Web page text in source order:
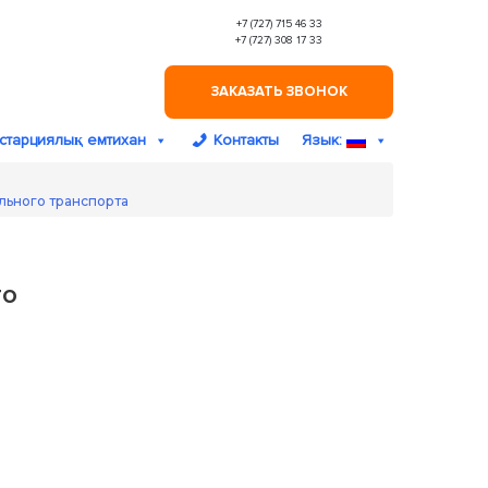
+7 (727) 715 46 33
+7 (727) 308 17 33
ЗАКАЗАТЬ ЗВОНОК
емтихан Контакты Язык:
транспорта